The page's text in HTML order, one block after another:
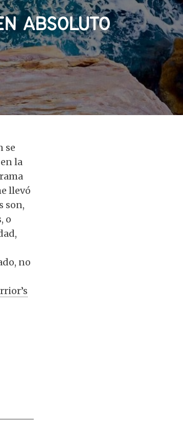
ABSOLUTO
se
la
llevó
son,
o
no